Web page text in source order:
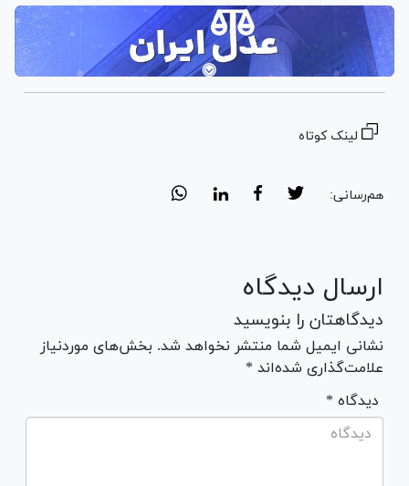
لینک کوتاه
هم‌رسانی:
ارسال دیدگاه
دیدگاهتان را بنویسید
نشانی ایمیل شما منتشر نخواهد شد. بخش‌های موردنیاز
علامت‌گذاری شده‌اند *
* دیدگاه